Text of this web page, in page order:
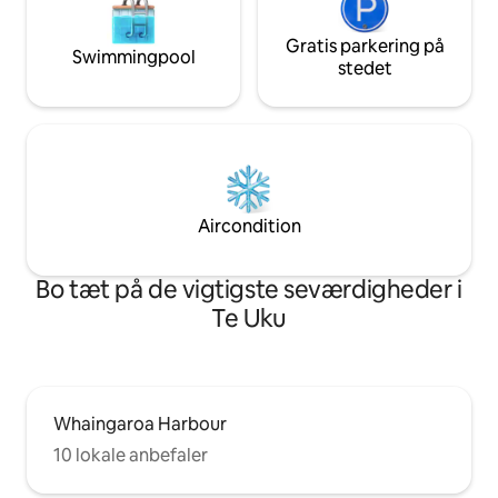
Swimmingpool
Gratis parkering på
stedet
Aircondition
Bo tæt på de vigtigste seværdigheder i
Te Uku
Whaingaroa Harbour
10 lokale anbefaler